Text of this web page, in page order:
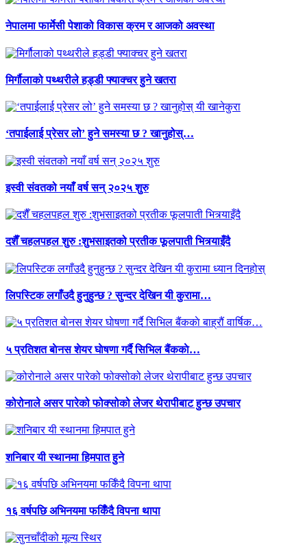
नेपालमा फार्मेसी पेशाको विकास क्रम र आजको अवस्था
मिर्गौलाको पथ्थरीले हड्डी फ्याक्चर हुने खतरा
‘तपाईलाई प्रेसर लो’ हुने समस्या छ ? खानुहोस्…
इस्वी संवतको नयाँ वर्ष सन् २०२५ शुरु
दशैँ चहलपहल शुरु :शुभसाइतको प्रतीक फूलपाती भित्र्याइँदै
लिपस्टिक लगाँउदै हुनुहुन्छ ? सुन्दर देखिन यी कुरामा…
५ प्रतिशत बाेनस शेयर घाेषणा गर्दै सिभिल बैंककाे…
कोरोनाले असर पारेको फोक्सोको लेजर थेरापीबाट हुन्छ उपचार
शनिबार यी स्थानमा हिमपात हुने
१६ वर्षपछि अभिनयमा फर्किँदै विपना थापा